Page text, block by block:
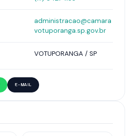
administracao@camara
votuporanga.sp.gov.br
VOTUPORANGA / SP
E-MAIL